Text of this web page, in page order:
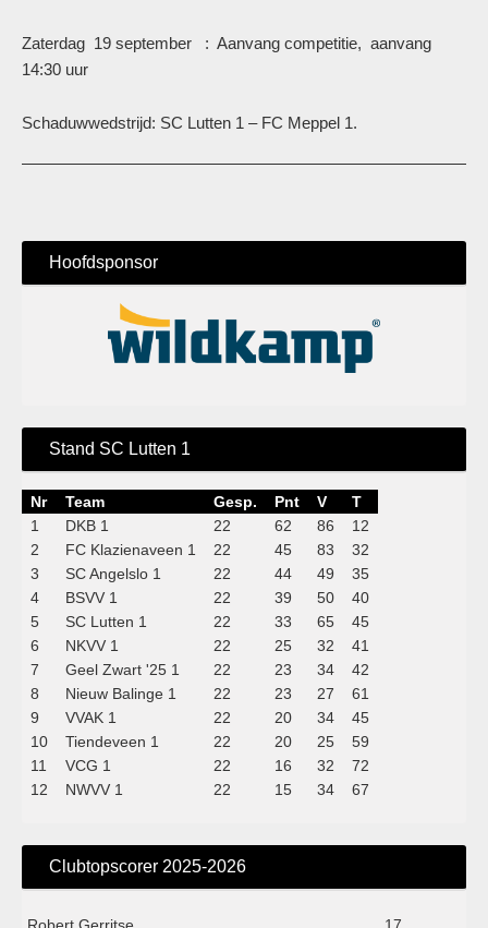
Zaterdag 19 september : Aanvang competitie, aanvang
14:30 uur
Schaduwwedstrijd: SC Lutten 1 – FC Meppel 1.
Hoofdsponsor
Stand SC Lutten 1
Nr Team Gesp. Pnt V
T
1
DKB 1 22 62 86
12
2
FC Klazienaveen 1 22 45 83
32
3
SC Angelslo 1 22 44 49
35
4
BSVV 1 22 39 50
40
5
SC Lutten 1 22 33 65
45
6
NKVV 1 22 25 32
41
7
Geel Zwart '25 1 22 23 34
42
8
Nieuw Balinge 1 22 23 27
61
9
VVAK 1 22 20 34
45
10
Tiendeveen 1 22 20 25
59
11
VCG 1 22 16 32
72
12
NWVV 1 22 15 34 67
Clubtopscorer 2025-2026
Robert Gerritse 17